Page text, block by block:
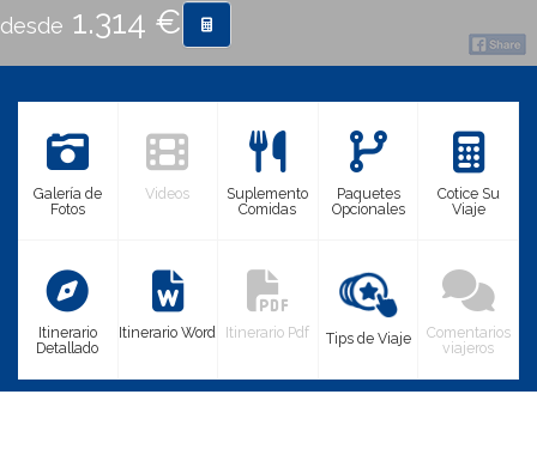
desde 1.314 €
Galería de
Fotos
Videos
Suplemento
Comidas
Paquetes
Opcionales
Cotice Su
Viaje
Itinerario
Detallado
Itinerario Word Itinerario Pdf Tips de Viaje
Comentarios
viajeros